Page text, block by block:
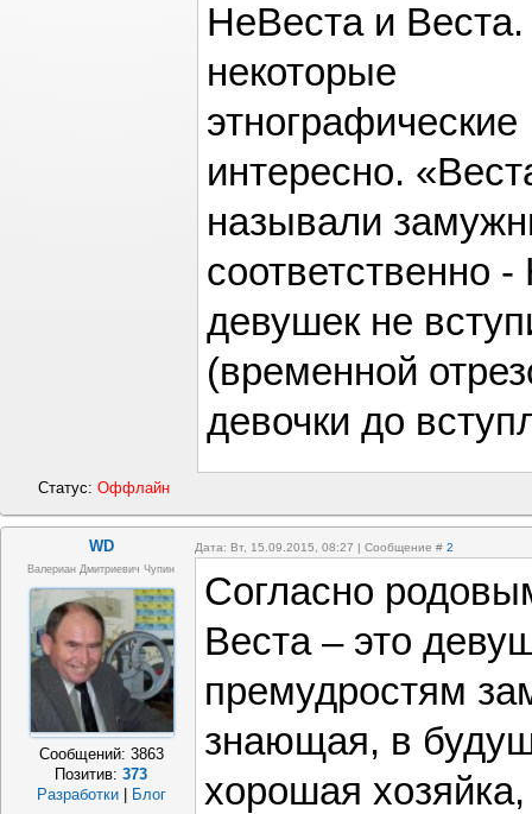
НеВеста и
некоторые
интересно.
называли
соответственно
девушек не
(временной
девочки до
Статус:Оффлайн
WD Дата: Вт, 15.09.2015, 08:27 | Сообщение # 2
Валериан Дмитриевич Чупин
Сообщений: 3863
Позитив:373
Разработки
Блог
Согласно
Веста – это
премудростям
знающая, в
хорошая